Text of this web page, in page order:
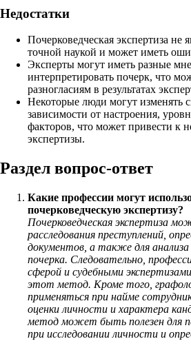
Недостатки
Почерковедческая экспертиза не
точной наукой и может иметь
Эксперты могут иметь разные
интерпретировать почерк, что
разногласиям в результатах
Некоторые люди могут изменять
зависимости от настроения,
факторов, что может привести к
экспертизы.
Раздел вопрос-ответ
Какие профессии могут
почерковедческую экспертизу?
Почерковедческая экспертиза
расследования преступлений,
документов, а также для
почерка. Следовательно,
сферой и судебными
этот метод. Кроме того,
применяться при найме
оценки личности и характера
метод может быть полезен для
при исследовании личности и